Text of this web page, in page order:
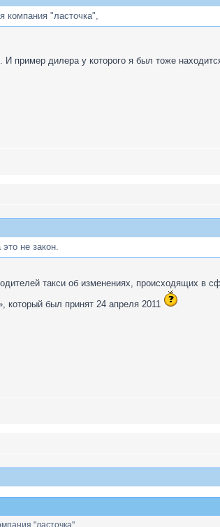
компания "ласточка",
пример дилера у которого я был тоже
не закон.
такси об изменениях, происходящих в
который был принят 24 апреля 2011
"ласточка",